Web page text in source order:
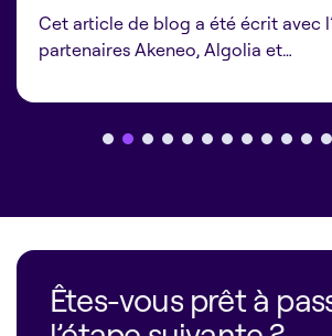
Cet article de blog a été écrit avec
partenaires Akeneo, Algolia et…
Êtes-vous prêt à